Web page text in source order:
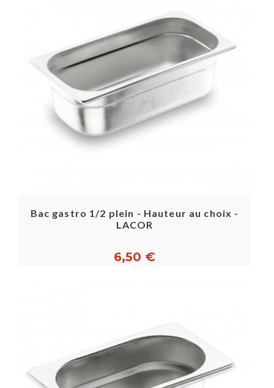
Bac gastro 1/2 plein - Hauteur au choix -
LACOR
6,50 €